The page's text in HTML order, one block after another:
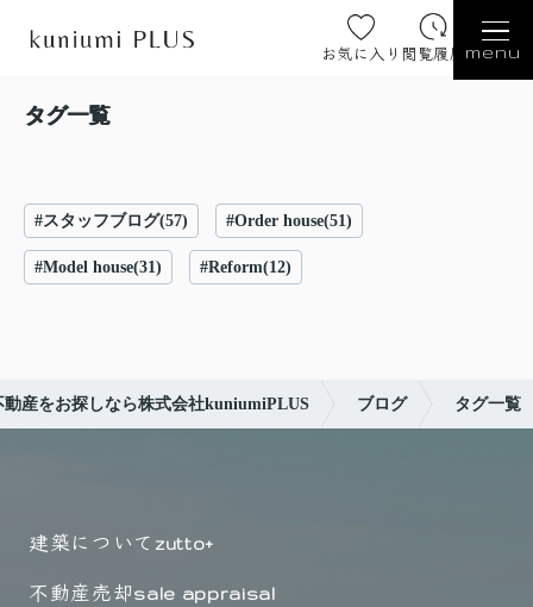
お気に入り 閲覧履歴 menu
タグ一覧
#スタッフブログ(57) #Order house(51)
#Model house(31) #Reform(12)
動産をお探しなら株式会社kuniumiPLUS ブログ タグ一覧
建築について zutto+
不動産売却sale appraisal